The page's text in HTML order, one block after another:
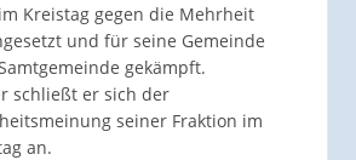
Kreistag gegen die Mehrheit
und für seine Gemeinde
gekämpft.
schließt er sich der
seiner Fraktion im
an.